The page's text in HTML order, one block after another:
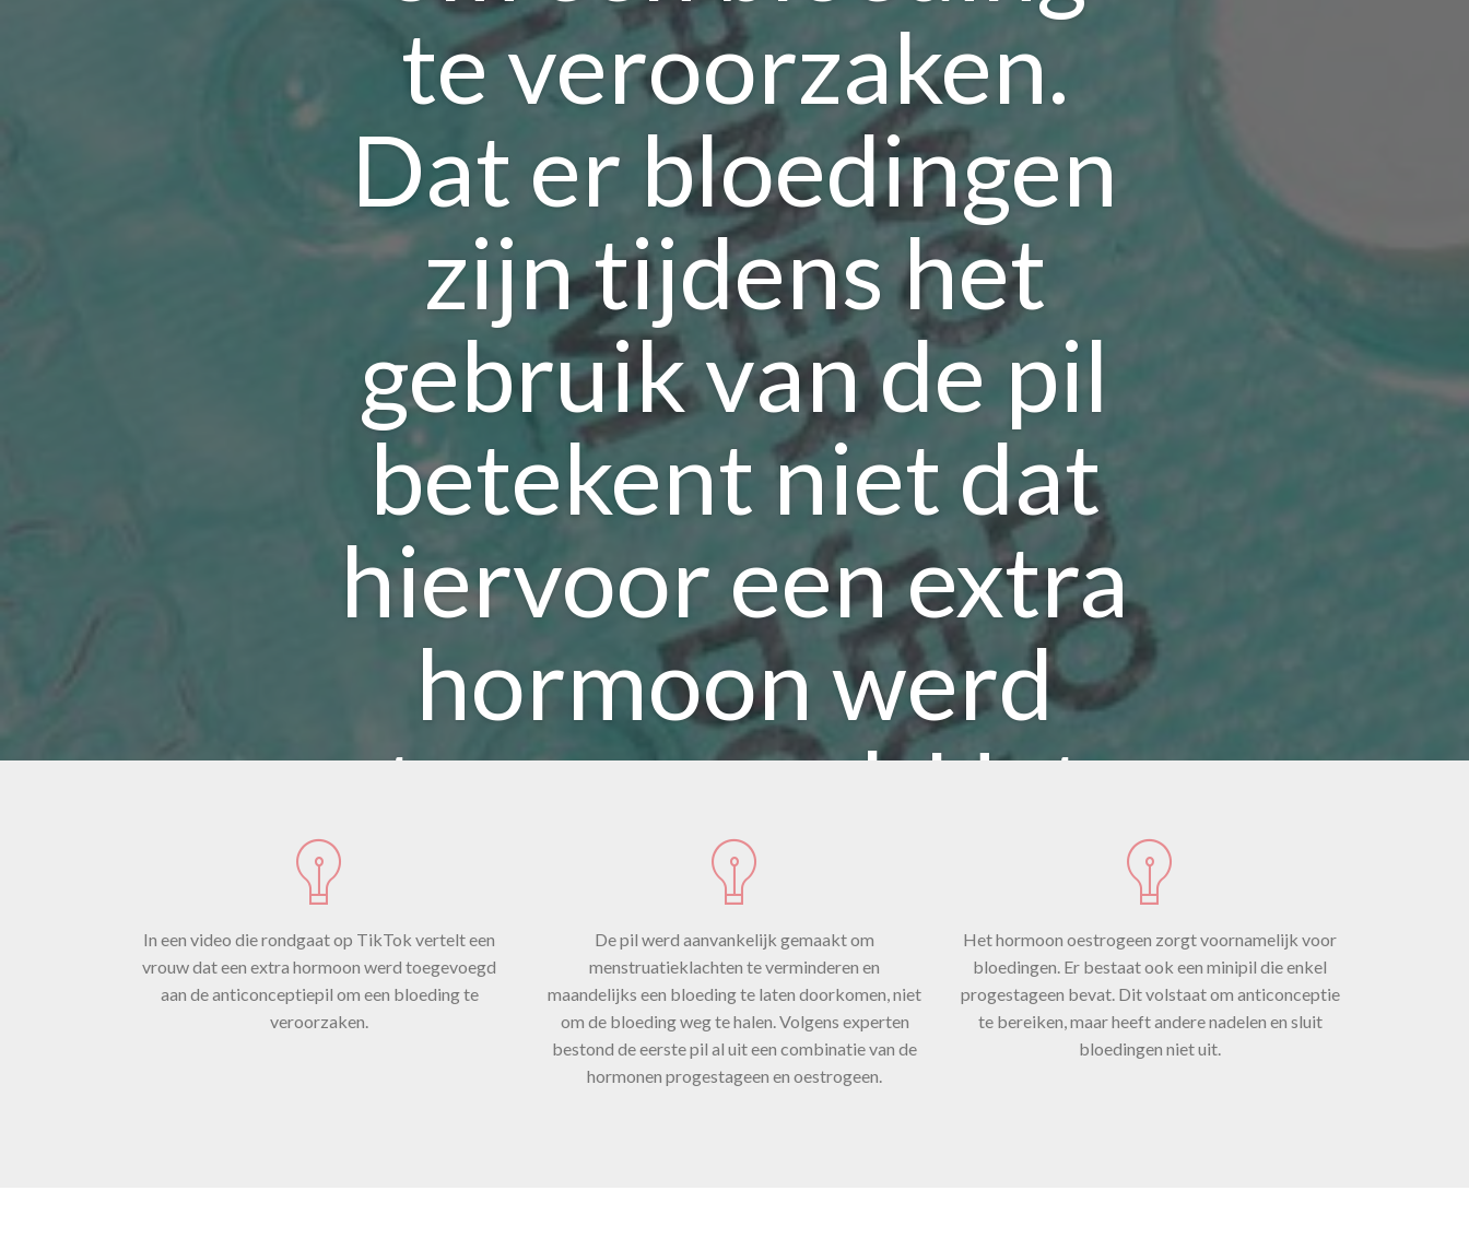
te veroorzaken.
Dat er bloedingen
zijn tijdens het
gebruik van de pil
betekent niet dat
hiervoor een extra
hormoon werd
toegevoegd. Het
hormoon
oestrogeen, dat
hoofdzakelijk
In een video die rondgaat op TikTok vertelt een
vrouw dat een extra hormoon werd toegevoegd
aan de anticonceptiepil om een bloeding te
veroorzaken.
De pil werd aanvankelijk gemaakt om
menstruatieklachten te verminderen en
maandelijks een bloeding te laten doorkomen, niet
om de bloeding weg te halen. Volgens experten
bestond de eerste pil al uit een combinatie van de
hormonen progestageen en oestrogeen.
Het hormoon oestrogeen zorgt voornamelijk voor
bloedingen. Er bestaat ook een minipil die enkel
progestageen bevat. Dit volstaat om anticonceptie
te bereiken, maar heeft andere nadelen en sluit
bloedingen niet uit.